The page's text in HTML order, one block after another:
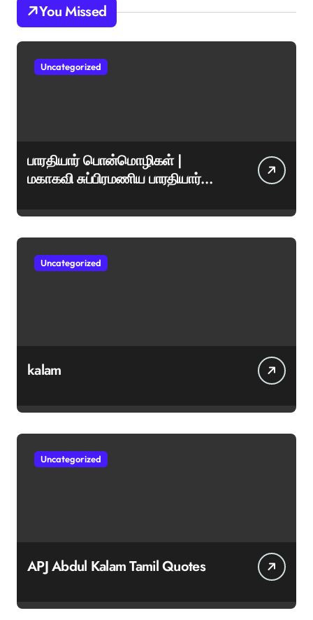
You Missed
Uncategorized
பாரதியார் பொன்மொழிகள் |
மகாகவி சுப்பிரமணிய பாரதியார்
ஊக்கமளிக்கும் வாசகங்கள்
Uncategorized
kalam
Uncategorized
APJ Abdul Kalam Tamil Quotes